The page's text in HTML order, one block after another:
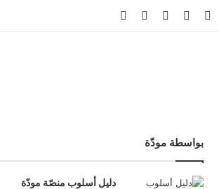
‫TikTokواتسابملخص الموقع RSS
Facebook Channel
بواسطة مودّة
دليل أسلوب منصّة مودّة